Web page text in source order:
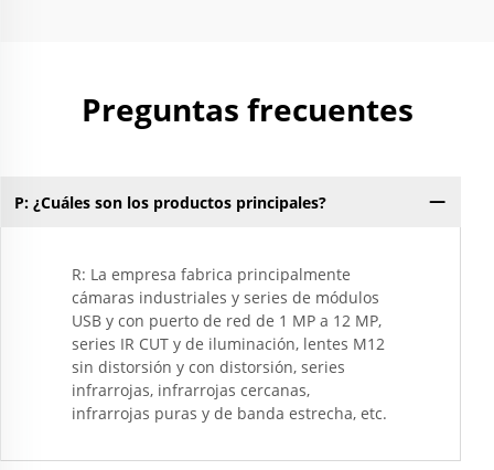
Preguntas frecuentes
P: ¿Cuáles son los productos principales?
R: La empresa fabrica principalmente
cámaras industriales y series de módulos
USB y con puerto de red de 1 MP a 12 MP,
series IR CUT y de iluminación, lentes M12
sin distorsión y con distorsión, series
infrarrojas, infrarrojas cercanas,
infrarrojas puras y de banda estrecha, etc.